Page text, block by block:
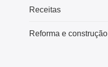
Receitas
Reforma e construção